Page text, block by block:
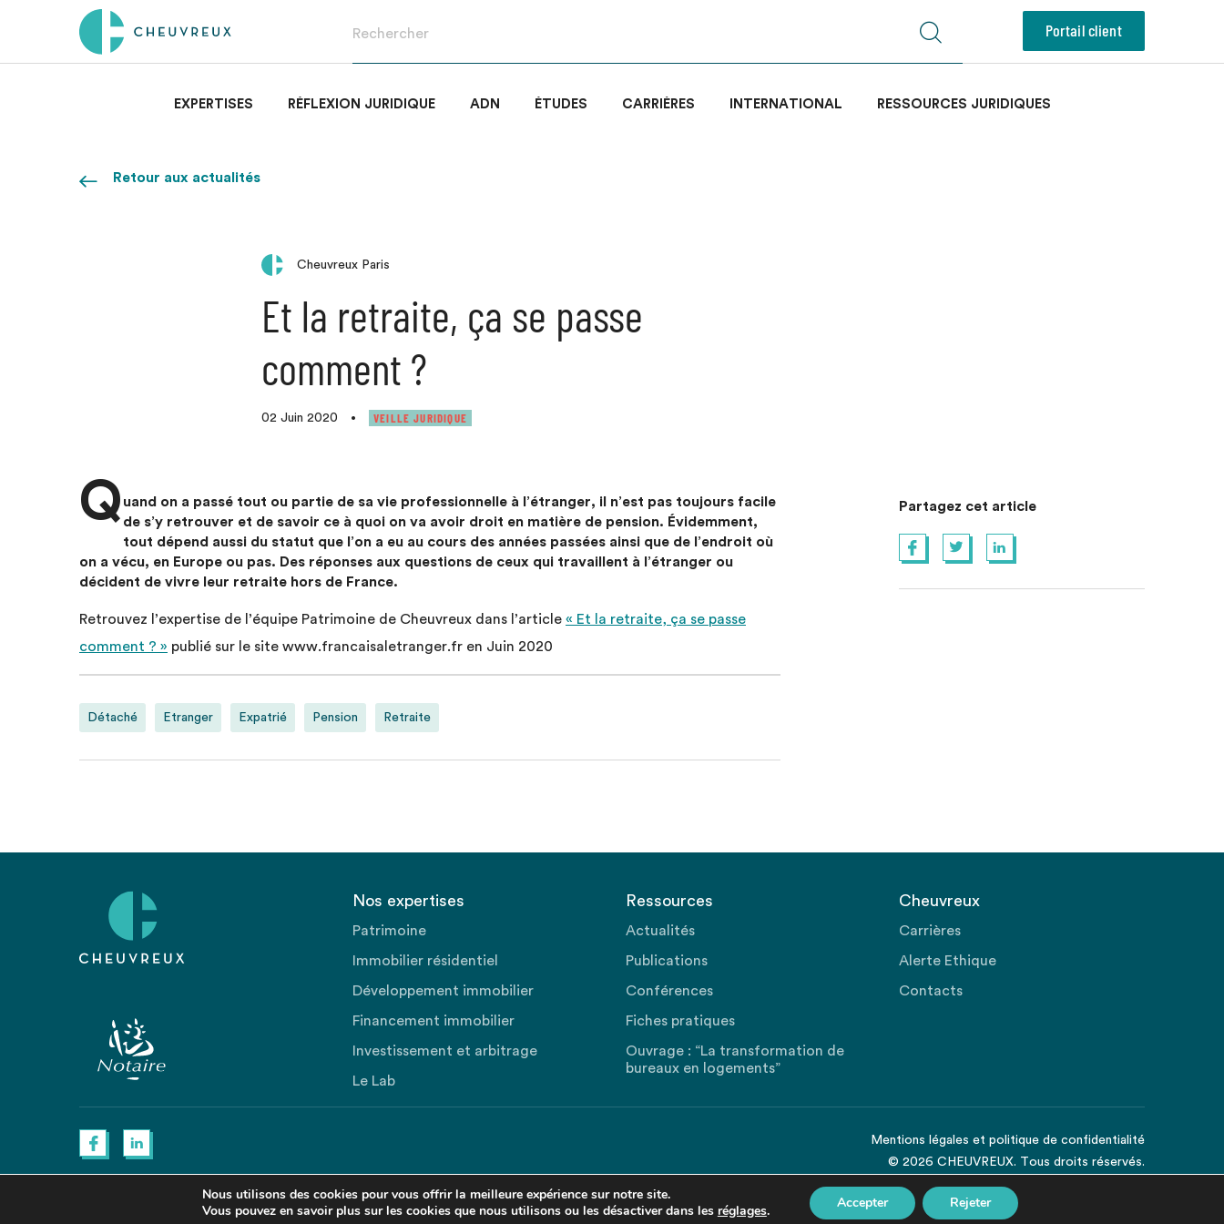
Portail client
EXPERTISES RÉFLEXION JURIDIQUE ADN ÉTUDES CARRIÈRES INTERNATIONAL RESSOURCES JURIDIQUES
Retour aux actualités
Cheuvreux Paris
Et la retraite, ça se passe
comment ?
02 Juin 2020 • VEILLE JURIDIQUE
Q uand on a passé tout ou partie de sa vie professionnelle à l’étranger, il n’est pas toujours facile
de s’y retrouver et de savoir ce à quoi on va avoir droit en matière de pension. Évidemment,
tout dépend aussi du statut que l’on a eu au cours des années passées ainsi que de l’endroit où
on a vécu, en Europe ou pas. Des réponses aux questions de ceux qui travaillent à l’étranger ou
décident de vivre leur retraite hors de France.
Retrouvez l’expertise de l’équipe Patrimoine de Cheuvreux dans l’article « Et la retraite, ça se passe
comment ? » publié sur le site www.francaisaletranger.fr en Juin 2020
Détaché Etranger Expatrié Pension Retraite
Partagez cet article
Nos expertises
Patrimoine
Immobilier résidentiel
Développement immobilier
Financement immobilier
Investissement et arbitrage
Le Lab
Ressources
Actualités
Publications
Conférences
Fiches pratiques
Ouvrage : “La transformation de
bureaux en logements”
Cheuvreux
Carrières
Alerte Ethique
Contacts
Mentions légales et politique de confidentialité
© 2026 CHEUVREUX. Tous droits réservés.
Revenir en haut de la page
Nous utilisons des cookies pour vous offrir la meilleure expérience sur notre site.
Vous pouvez en savoir plus sur les cookies que nous utilisons ou les désactiver dans les réglages. Accepter Rejeter